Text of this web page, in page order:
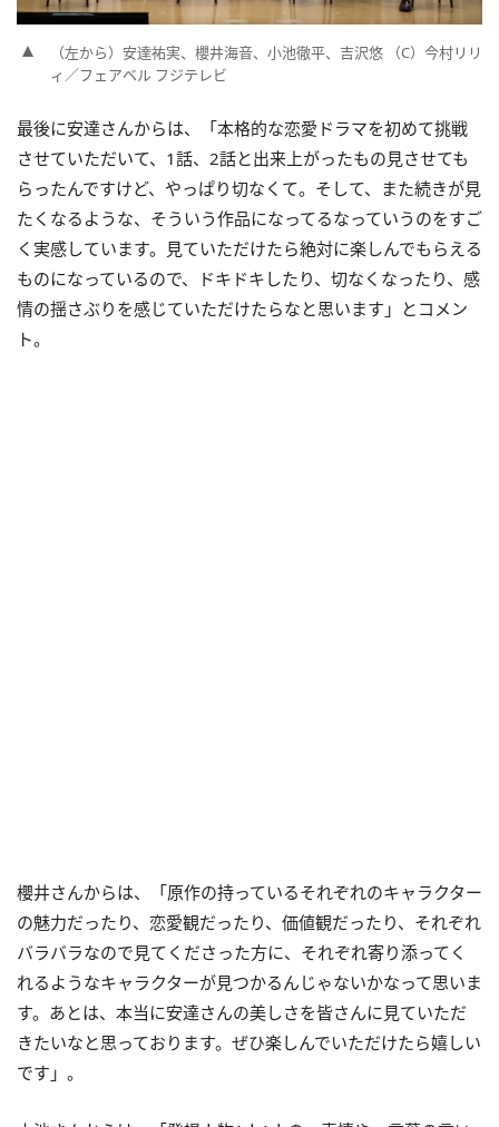
（左から）安達祐実、櫻井海音、小池徹平、吉沢悠 （C）今村リリ
ィ／フェアベル フジテレビ
最後に安達さんからは、「本格的な恋愛ドラマを初めて挑戦
させていただいて、1話、2話と出来上がったもの見させても
らったんですけど、やっぱり切なくて。そして、また続きが見
たくなるような、そういう作品になってるなっていうのをすご
く実感しています。見ていただけたら絶対に楽しんでもらえる
ものになっているので、ドキドキしたり、切なくなったり、感
情の揺さぶりを感じていただけたらなと思います」とコメン
ト。
櫻井さんからは、「原作の持っているそれぞれのキャラクター
の魅力だったり、恋愛観だったり、価値観だったり、それぞれ
バラバラなので見てくださった方に、それぞれ寄り添ってく
れるようなキャラクターが見つかるんじゃないかなって思いま
す。あとは、本当に安達さんの美しさを皆さんに見ていただ
きたいなと思っております。ぜひ楽しんでいただけたら嬉しい
です」。